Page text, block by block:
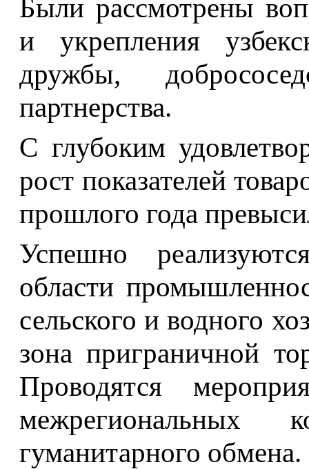
Были рассмотрены
и укрепления
дружбы,
партнерства.
С глубоким
рост показателей
прошлого года
Успешно
области
сельского и водного
зона приграничной
Проводятся
межрегиональных
гуманитарного обмена.